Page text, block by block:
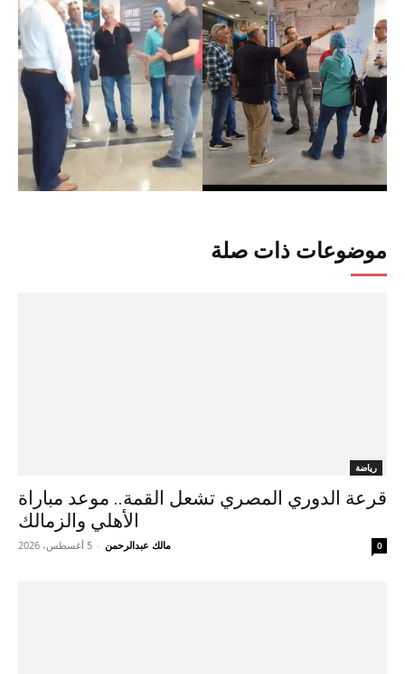
موضوعات ذات صلة
رياضة
قرعة الدوري المصري تشعل القمة.. موعد مباراة
الأهلي والزمالك
مالك عبدالرحمن - 5 أغسطس، 2026 0